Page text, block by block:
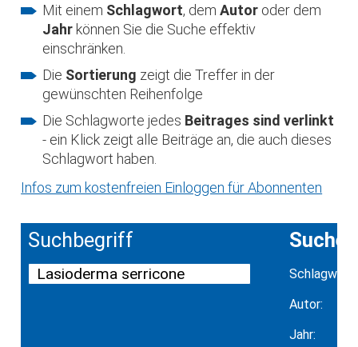
Mit einem Schlagwort, demAutor oder dem
Jahr können Sie die Suche effektiv
einschränken.
Die Sortierung zeigt die Treffer in der
gewünschten Reihenfolge
Die Schlagworte jedes Beitrages sind verlinkt
- ein Klick zeigt alle Beiträge an, die auch dieses
Schlagwort haben.
Infos zum kostenfreien Einloggen für Abonnenten
Suchbegriff Suche
Schlagwort:
Autor:
Jahr: